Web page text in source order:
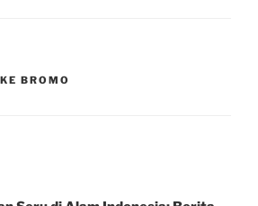
BROMO